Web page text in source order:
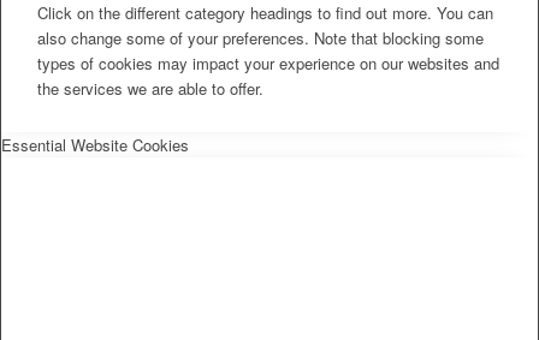
Click on the different category headings to find out more. You can
also change some of your preferences. Note that blocking some
types of cookies may impact your experience on our websites and
the services we are able to offer.
Essential Website Cookies